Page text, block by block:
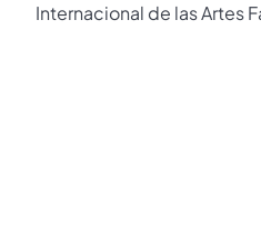
Internacional de las Artes